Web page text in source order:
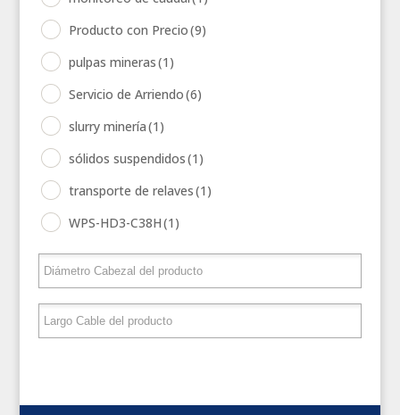
Producto con Precio(9)
pulpas mineras(1)
Servicio de Arriendo(6)
slurry minería(1)
sólidos suspendidos(1)
transporte de relaves(1)
WPS-HD3-C38H(1)